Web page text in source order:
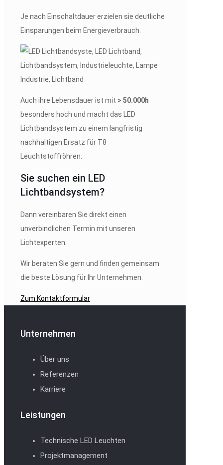
Je nach Einschaltdauer erzielen sie deutliche
Einsparungen beim Energieverbrauch.
Auch ihre Lebensdauer ist mit > 50.000h
besonders hoch und macht das LED
Lichtbandsystem zu einem langfristig
nachhaltigen Ersatz für T8
Leuchtstoffröhren.
Sie suchen ein LED
Lichtbandsystem?
Dann vereinbaren Sie direkt einen
unverbindlichen Termin mit unseren
Lichtexperten.
Wir beraten Sie gern und finden gemeinsam
die beste Lösung für Ihr Unternehmen.
Zum Kontaktformular
Unternehmen
Über uns
Referenzen
Karriere
Leistungen
Technische LED Leuchten
Projektmanagement